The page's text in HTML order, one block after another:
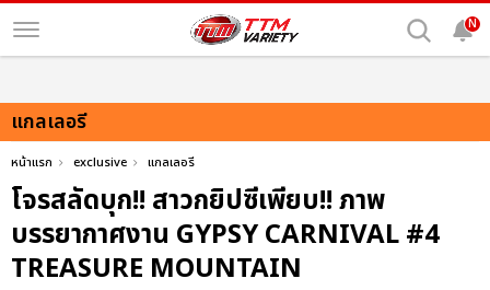
N
แกลเลอรี
หน้าแรก exclusive แกลเลอรี
โจรสลัดบุก!! สาวกยิปซีเพียบ!! ภาพ
บรรยากาศงาน GYPSY CARNIVAL #4
TREASURE MOUNTAIN